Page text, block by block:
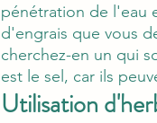
pénétration de l'eau
d'engrais que vous
cherchez-en un qui
est le sel, car ils
Utilisation